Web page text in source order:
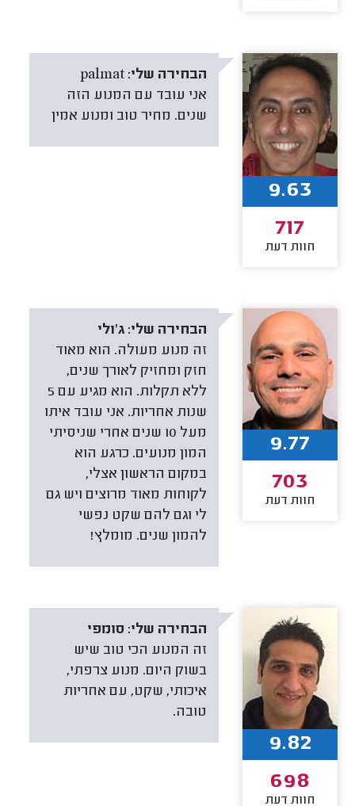
הבחירה שלי: palmat
אני עובד עם המנוע הזה
שנים. מחיר טוב ומנוע אמין
9.63
717
חוות דעת
הבחירה שלי: ג'ולי
זה מנוע מעולה. הוא מאוד
חזק ומחזיק לאורך שנים,
ללא תקלות. הוא מגיע עם 5
שנות אחריות. אני עובד איתו
מעל 10 שנים אחרי שניסיתי
המון מנועים. כרגע הוא
במקום הראשון אצלי,
לקוחות מאוד מרוצים ויש גם
לי וגם להם שקט נפשי
להמון שנים. מומלץ!
9.77
703
חוות דעת
הבחירה שלי: סומפי
זה המנוע הכי טוב שיש
בשוק היום. מנוע צרפתי,
איכותי, שקט, עם אחריות
טובה.
9.82
698
חוות דעת